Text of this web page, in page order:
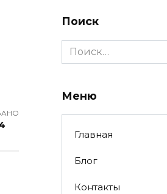
Поиск
Search
for:
Меню
Главная
Блог
Контакты